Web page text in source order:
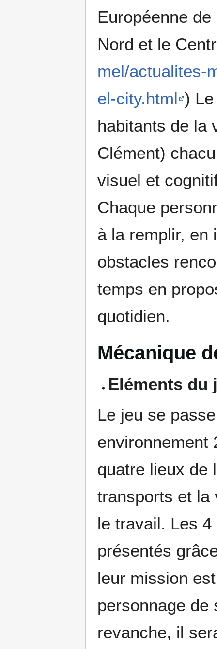
Européenne
Nord et le
mel/actualites-
el-city.html )
habitants de la
Clément)
visuel et
Chaque
à la remplir, en
obstacles
temps en
quotidien.
Mécanique
Eléments du
Le jeu se
environnement
quatre lieux de
transports et la
le travail. Les
présentés
leur mission
personnage de
revanche, il